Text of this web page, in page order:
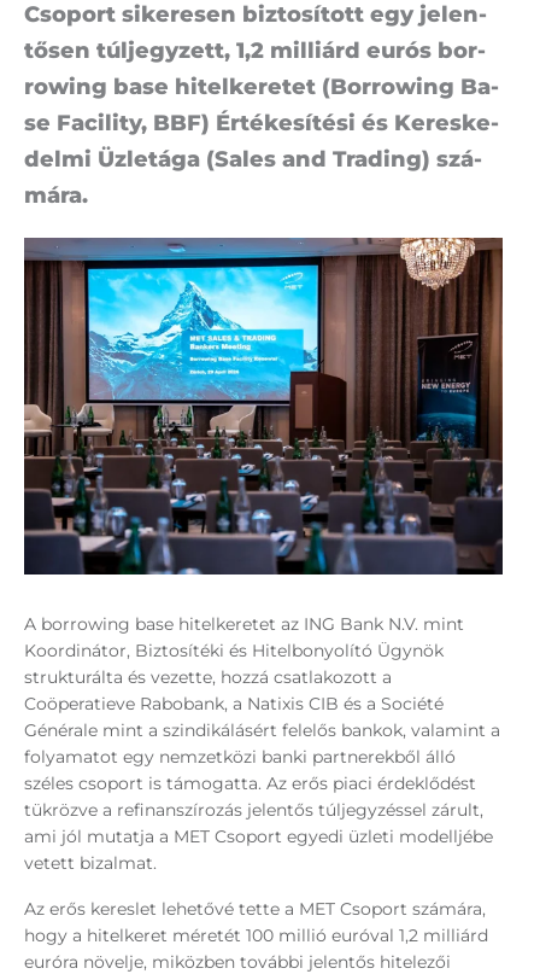
Cso­port si­ke­re­sen biz­to­sí­tott egy je­len­
tő­sen túl­jegy­zett, 1,2 mil­li­árd eu­rós bor­
ro­wing ba­se hi­tel­ke­re­tet (Bor­ro­wing Ba­
se Fa­ci­lity, BBF) Ér­té­ke­sí­té­si és Ke­res­ke­
del­mi Üz­let­ága (Sa­les and Trad­ing) szá­
má­ra.
A borrowing base hitelkeretet az ING Bank N.V. mint
Koordinátor, Biztosítéki és Hitelbonyolító Ügynök
strukturálta és vezette, hozzá csatlakozott a
Coöperatieve Rabobank, a Natixis CIB és a Société
Générale mint a szindikálásért felelős bankok, valamint a
folyamatot egy nemzetközi banki partnerekből álló
széles csoport is támogatta. Az erős piaci érdeklődést
tükrözve a refinanszírozás jelentős túljegyzéssel zárult,
ami jól mutatja a MET Csoport egyedi üzleti modelljébe
vetett bizalmat.
Az erős kereslet lehetővé tette a MET Csoport számára,
hogy a hitelkeret méretét 100 millió euróval 1,2 milliárd
euróra növelje, miközben további jelentős hitelezői